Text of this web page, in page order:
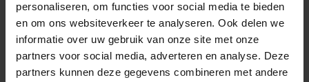
personaliseren, om functies voor social media te bieden
en om ons websiteverkeer te analyseren. Ook delen we
informatie over uw gebruik van onze site met onze
partners voor social media, adverteren en analyse. Deze
partners kunnen deze gegevens combineren met andere